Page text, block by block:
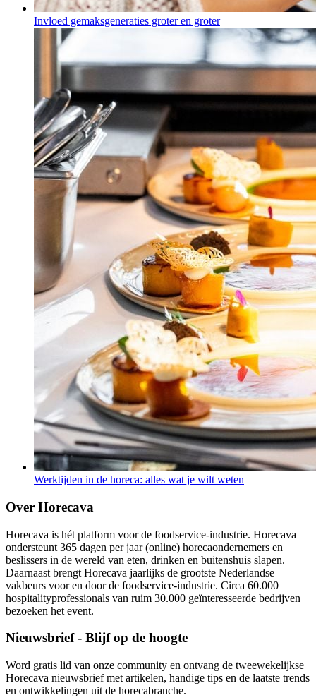
Invloed gemaksgeneraties groter en groter
Werktijden in de horeca: alles wat je wilt weten
Over Horecava
Horecava is hét platform voor de foodservice-industrie. Horecava
ondersteunt 365 dagen per jaar (online) horecaondernemers en
beslissers in de wereld van eten, drinken en buitenshuis slapen.
Daarnaast brengt Horecava jaarlijks de grootste Nederlandse
vakbeurs voor en door de foodservice-industrie. Circa 60.000
hospitalityprofessionals van ruim 30.000 geïnteresseerde bedrijven
bezoeken het event.
Nieuwsbrief - Blijf op de hoogte
Word gratis lid van onze community en ontvang de tweewekelijkse
Horecava nieuwsbrief met artikelen, handige tips en de laatste trends
en ontwikkelingen uit de horecabranche.